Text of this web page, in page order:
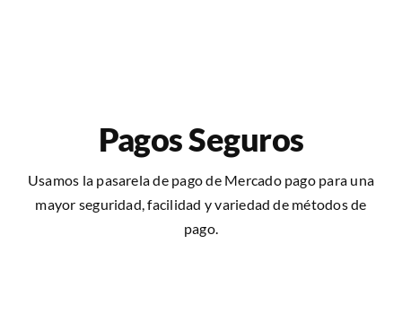
Pagos Seguros
Usamos la pasarela de pago de Mercado pago para una
mayor seguridad, facilidad y variedad de métodos de
pago.